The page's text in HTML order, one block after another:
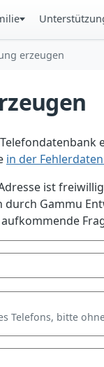
erzeugen
in der
ist
durch Gammu
Telefons, bitte